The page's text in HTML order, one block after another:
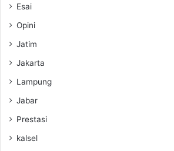
Esai
Opini
Jatim
Jakarta
Lampung
Jabar
Prestasi
kalsel